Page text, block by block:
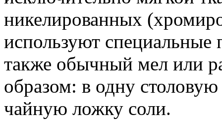
никелированных
используют специальные
также обычный мел или
образом: в одну
чайную ложку соли.